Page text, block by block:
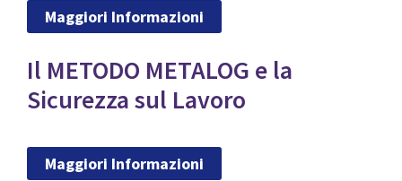
Maggiori Informazioni
Il METODO METALOG e la
Sicurezza sul Lavoro
Maggiori Informazioni